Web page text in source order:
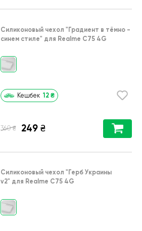
Силиконовый чехол "Градиент в тёмно -
синем стиле" для Realme C75 4G
Кешбек 12 ₴
360 ₴ 249 ₴
Силиконовый чехол "Герб Украины
v2" для Realme C75 4G